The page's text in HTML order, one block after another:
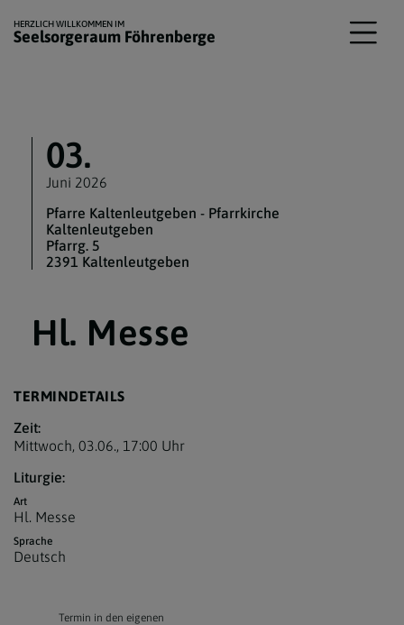
HERZLICH WILLKOMMEN IM
Seelsorgeraum Föhrenberge
03.
Juni 2026
Pfarre Kaltenleutgeben - Pfarrkirche
Kaltenleutgeben
Pfarrg. 5
2391 Kaltenleutgeben
Hl. Messe
TERMINDETAILS
Zeit:
Mittwoch, 03.06., 17:00 Uhr
Liturgie:
Art
Hl. Messe
Sprache
Deutsch
Termin in den eigenen